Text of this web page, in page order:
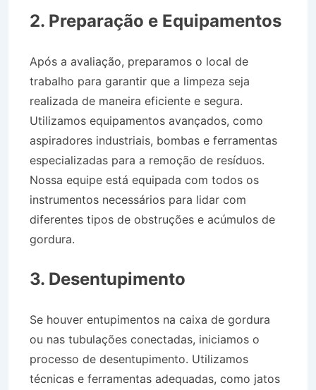
2. Preparação e Equipamentos
Após a avaliação, preparamos o local de
trabalho para garantir que a limpeza seja
realizada de maneira eficiente e segura.
Utilizamos equipamentos avançados, como
aspiradores industriais, bombas e ferramentas
especializadas para a remoção de resíduos.
Nossa equipe está equipada com todos os
instrumentos necessários para lidar com
diferentes tipos de obstruções e acúmulos de
gordura.
3. Desentupimento
Se houver entupimentos na caixa de gordura
ou nas tubulações conectadas, iniciamos o
processo de desentupimento. Utilizamos
técnicas e ferramentas adequadas, como jatos